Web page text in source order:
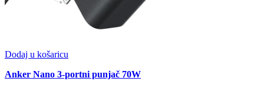
Dodaj u košaricu
Anker Nano 3-portni punjač 70W